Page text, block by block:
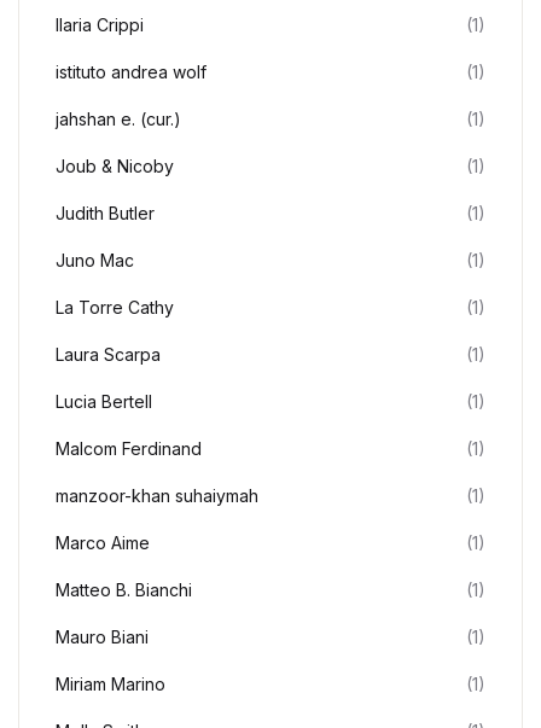
Ilaria Crippi (1)
istituto andrea wolf (1)
jahshan e. (cur.) (1)
Joub & Nicoby (1)
Judith Butler (1)
Juno Mac (1)
La Torre Cathy (1)
Laura Scarpa (1)
Lucia Bertell (1)
Malcom Ferdinand (1)
manzoor-khan suhaiymah (1)
Marco Aime (1)
Matteo B. Bianchi (1)
Mauro Biani (1)
Miriam Marino (1)